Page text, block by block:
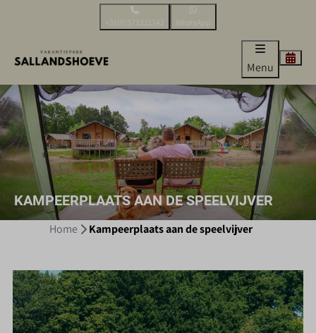
+31(0)572321342 WhatsApp
Menu
KAMPEERPLAATS AAN DE SPEELVIJVER
Home Kampeerplaats aan de speelvijver